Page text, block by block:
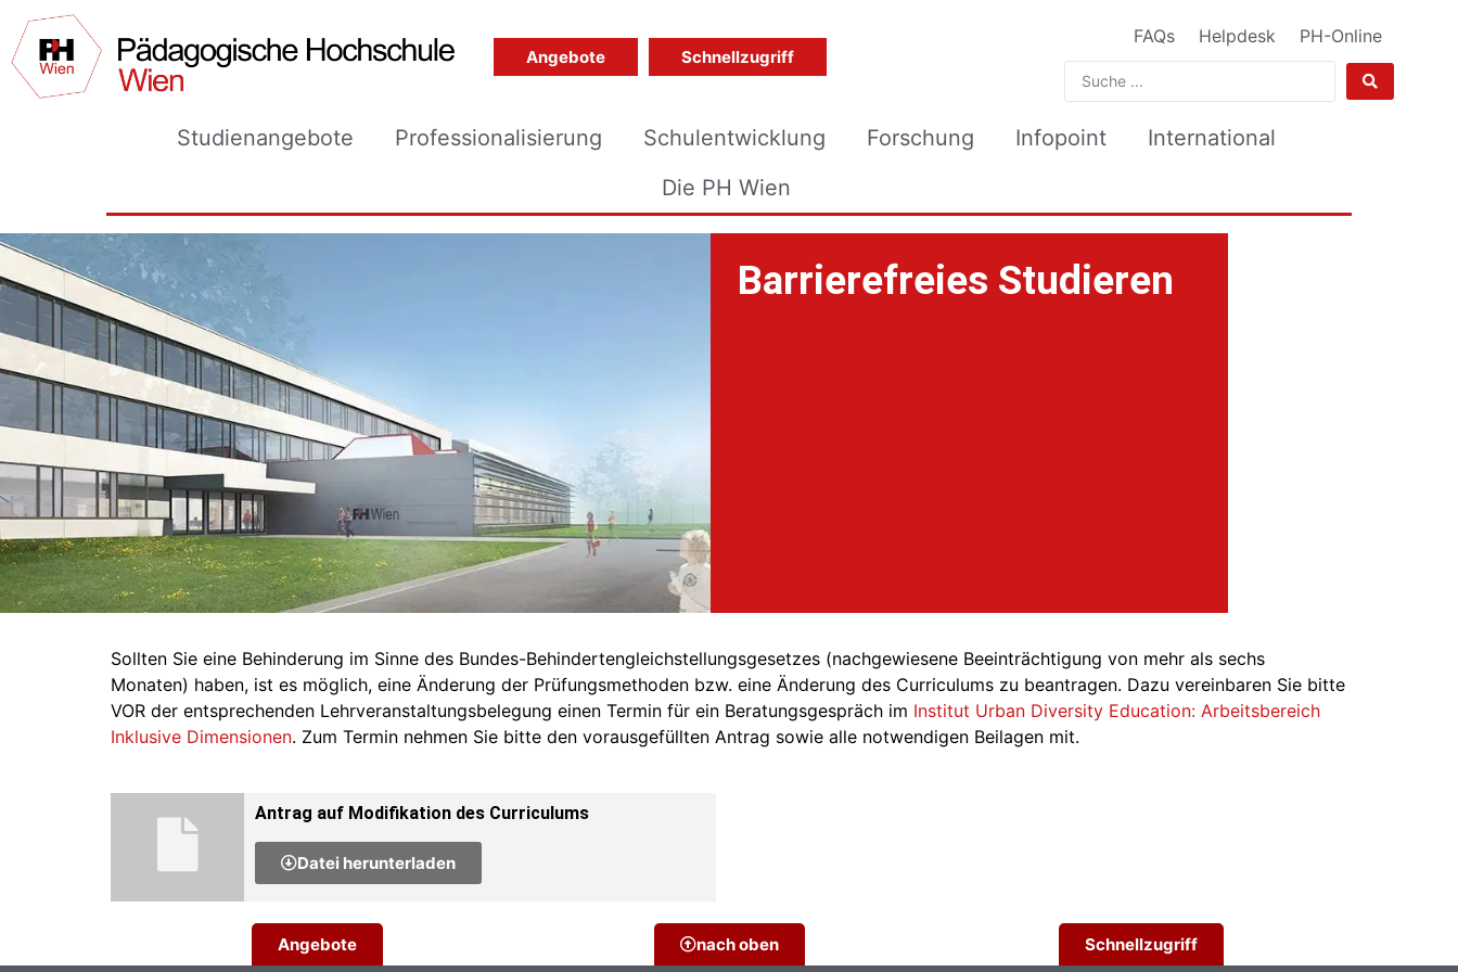
Angebote Schnellzugriff
FAQs Helpdesk PH-Online
Studienangebote Professionalisierung Schulentwicklung Forschung Infopoint
International
Die PH Wien
Barrierefreies Studieren
Sollten Sie eine Behinderung im Sinne des Bundes-Behindertengleichstellungsgesetzes (nachgewiesene Beeinträchtigung von mehr als sechs
Monaten) haben, ist es möglich, eine Änderung der Prüfungsmethoden bzw. eine Änderung des Curriculums zu beantragen. Dazu vereinbaren Sie bitte
VOR der entsprechenden Lehrveranstaltungsbelegung einen Termin für ein Beratungsgespräch im Institut Urban Diversity Education: Arbeitsbereich
Inklusive Dimensionen. Zum Termin nehmen Sie bitte den vorausgefüllten Antrag sowie alle notwendigen Beilagen mit.
Antrag auf Modifikation des Curriculums
Datei herunterladen
Angebote nach oben Schnellzugriff